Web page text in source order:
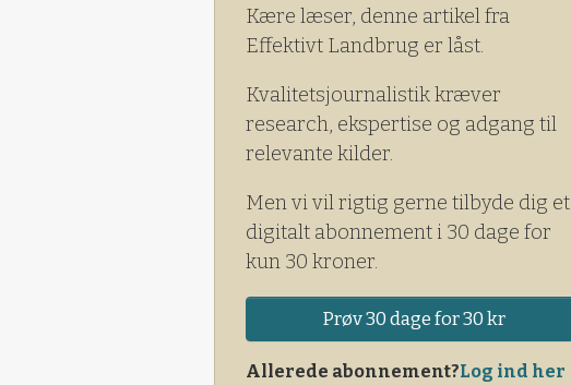
Kære læser, denne artikel fra
Effektivt Landbrug er låst.
Kvalitetsjournalistik kræver
research, ekspertise og adgang til
relevante kilder.
Men vi vil rigtig gerne tilbyde dig et
digitalt abonnement i 30 dage for
kun 30 kroner.
Prøv 30 dage for 30 kr
Allerede abonnement?Log ind her